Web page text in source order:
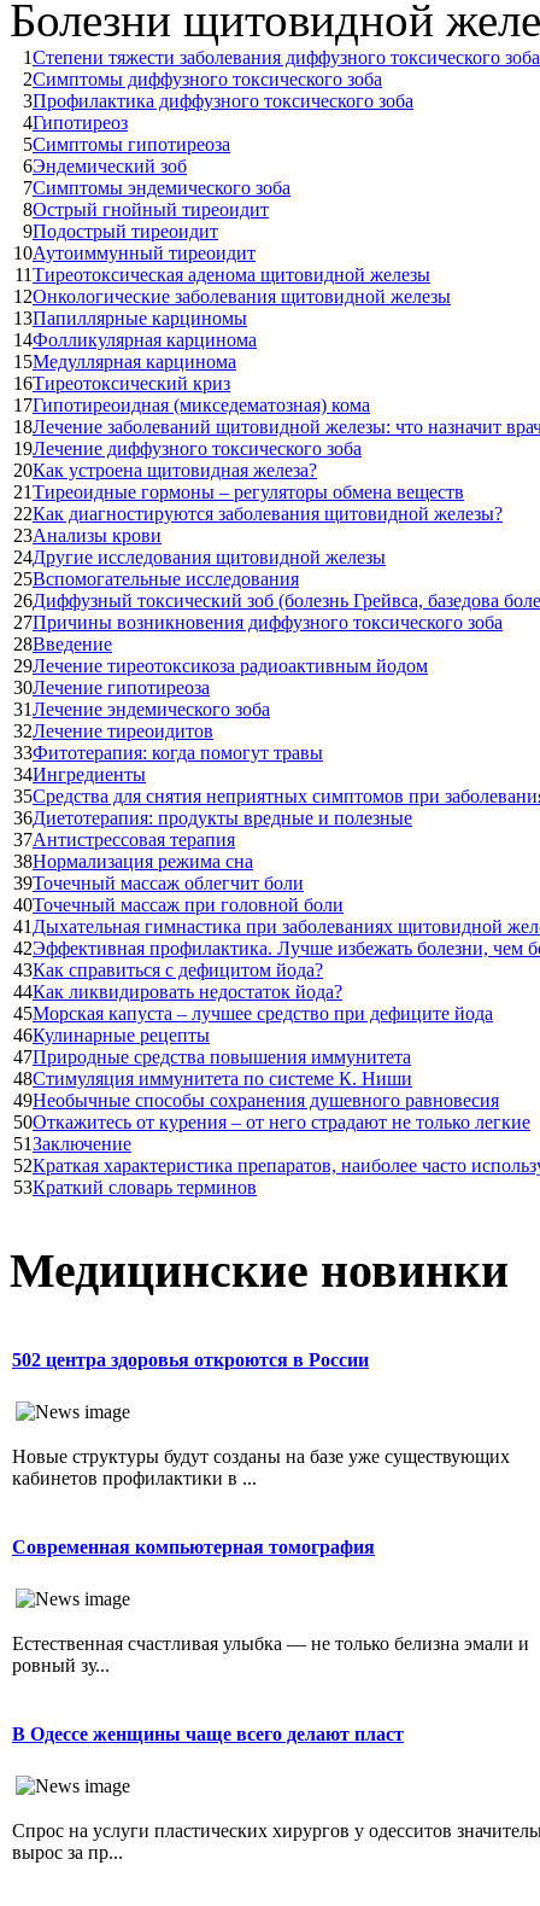
Болезни щитовидной
1Степени тяжести заболевания диффузного токсического зоба
2Симптомы диффузного токсического зоба
3Профилактика диффузного токсического зоба
4Гипотиреоз
5Симптомы гипотиреоза
6Эндемический зоб
7Симптомы эндемического зоба
8Острый гнойный тиреоидит
9Подострый тиреоидит
10Аутоиммунный тиреоидит
11Тиреотоксическая аденома щитовидной железы
12Онкологические заболевания щитовидной железы
13Папиллярные карциномы
14Фолликулярная карцинома
15Медуллярная карцинома
16Тиреотоксический криз
17Гипотиреоидная (микседематозная) кома
18Лечение заболеваний щитовидной железы: что назначит
19Лечение диффузного токсического зоба
20Как устроена щитовидная железа?
21Тиреоидные гормоны – регуляторы обмена веществ
22Как диагностируются заболевания щитовидной железы?
23Анализы крови
24Другие исследования щитовидной железы
25Вспомогательные исследования
26Диффузный токсический зоб (болезнь Грейвса, базедова
27Причины возникновения диффузного токсического зоба
28Введение
29Лечение тиреотоксикоза радиоактивным йодом
30Лечение гипотиреоза
31Лечение эндемического зоба
32Лечение тиреоидитов
33Фитотерапия: когда помогут травы
34Ингредиенты
35Средства для снятия неприятных симптомов при
36Диетотерапия: продукты вредные и полезные
37Антистрессовая терапия
38Нормализация режима сна
39Точечный массаж облегчит боли
40Точечный массаж при головной боли
41 Дыхательная гимнастика при заболеваниях щитовидной
42Эффективная профилактика. Лучше избежать болезни, чем
43Как справиться с дефицитом йода?
44Как ликвидировать недостаток йода?
45Морская капуста – лучшее средство при дефиците йода
46Кулинарные рецепты
47Природные средства повышения иммунитета
48Стимуляция иммунитета по системе К. Ниши
49Необычные способы сохранения душевного равновесия
50Откажитесь от курения – от него страдают не только легкие
51Заключение
52Краткая характеристика препаратов, наиболее часто
53Краткий словарь терминов
Медицинские новинки
502 центра здоровья откроются в России
Новые структуры будут созданы на базе уже существующих
кабинетов профилактики в ...
Современная компьютерная томография
Естественная счастливая улыбка — не только белизна эмали и
ровный зу...
В Одессе женщины чаще всего делают пласт
Спрос на услуги пластических хирургов у одесситов
вырос за пр...